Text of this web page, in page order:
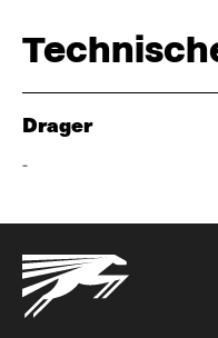
Drager
-